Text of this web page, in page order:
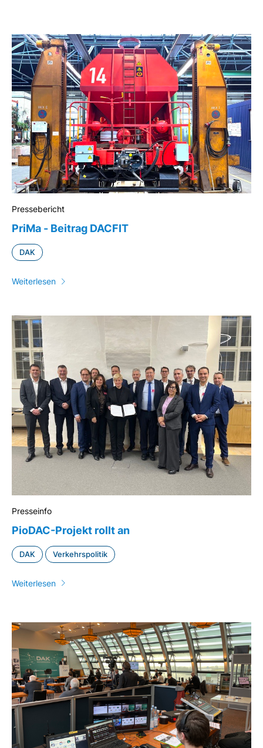
Pressebericht
PriMa - Beitrag DACFIT
DAK
Weiterlesen
Presseinfo
PioDAC-Projekt rollt an
DAK Verkehrspolitik
Weiterlesen